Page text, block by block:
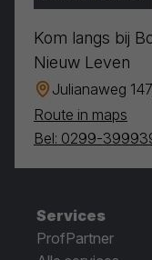
Kom langs bij
Nieuw Leven
Julianaweg
Route in maps
Bel: 0299-
Services
ProfPartner